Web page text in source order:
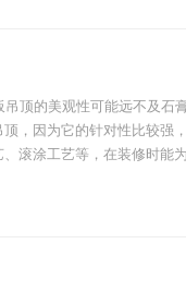
顶的美观性可能远不及石
，因为它的针对性比较强
滚涂工艺等，在装修时能